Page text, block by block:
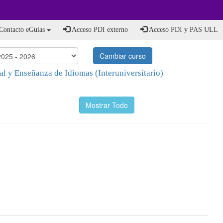
eGuias Acceso PDI externo Acceso PDI y PAS ULL
Cambiar curso
y Enseñanza de Idiomas (Interuniversitario)
Mostrar Todo